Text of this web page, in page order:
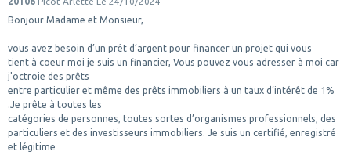
Bonjour Madame et Monsieur,
vous avez besoin d’un prêt d’argent pour financer un projet qui vous
tient à coeur moi je suis un financier, Vous pouvez vous adresser à moi car
j'octroie des prêts
entre particulier et même des prêts immobiliers à un taux d’intérêt de 1%
.Je prête à toutes les
catégories de personnes, toutes sortes d’organismes professionnels, des
particuliers et des investisseurs immobiliers. Je suis un certifié, enregistré
et légitime